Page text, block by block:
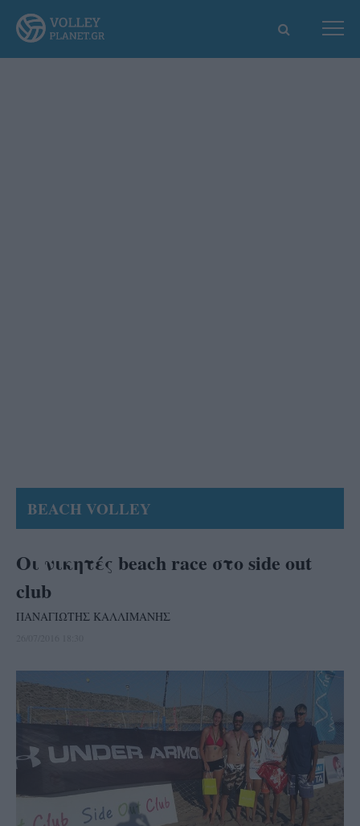
BEACH VOLLEY
Οι νικητές beach race στο side out
club
ΠΑΝΑΓΙΩΤΗΣ ΚΑΛΛΙΜΑΝΗΣ